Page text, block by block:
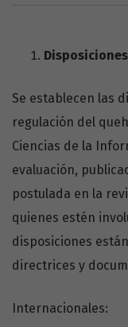
Se establecen las
regulación del
Ciencias de la
evaluación,
postulada en la
quienes estén
disposiciones
directrices y
Internacionales: